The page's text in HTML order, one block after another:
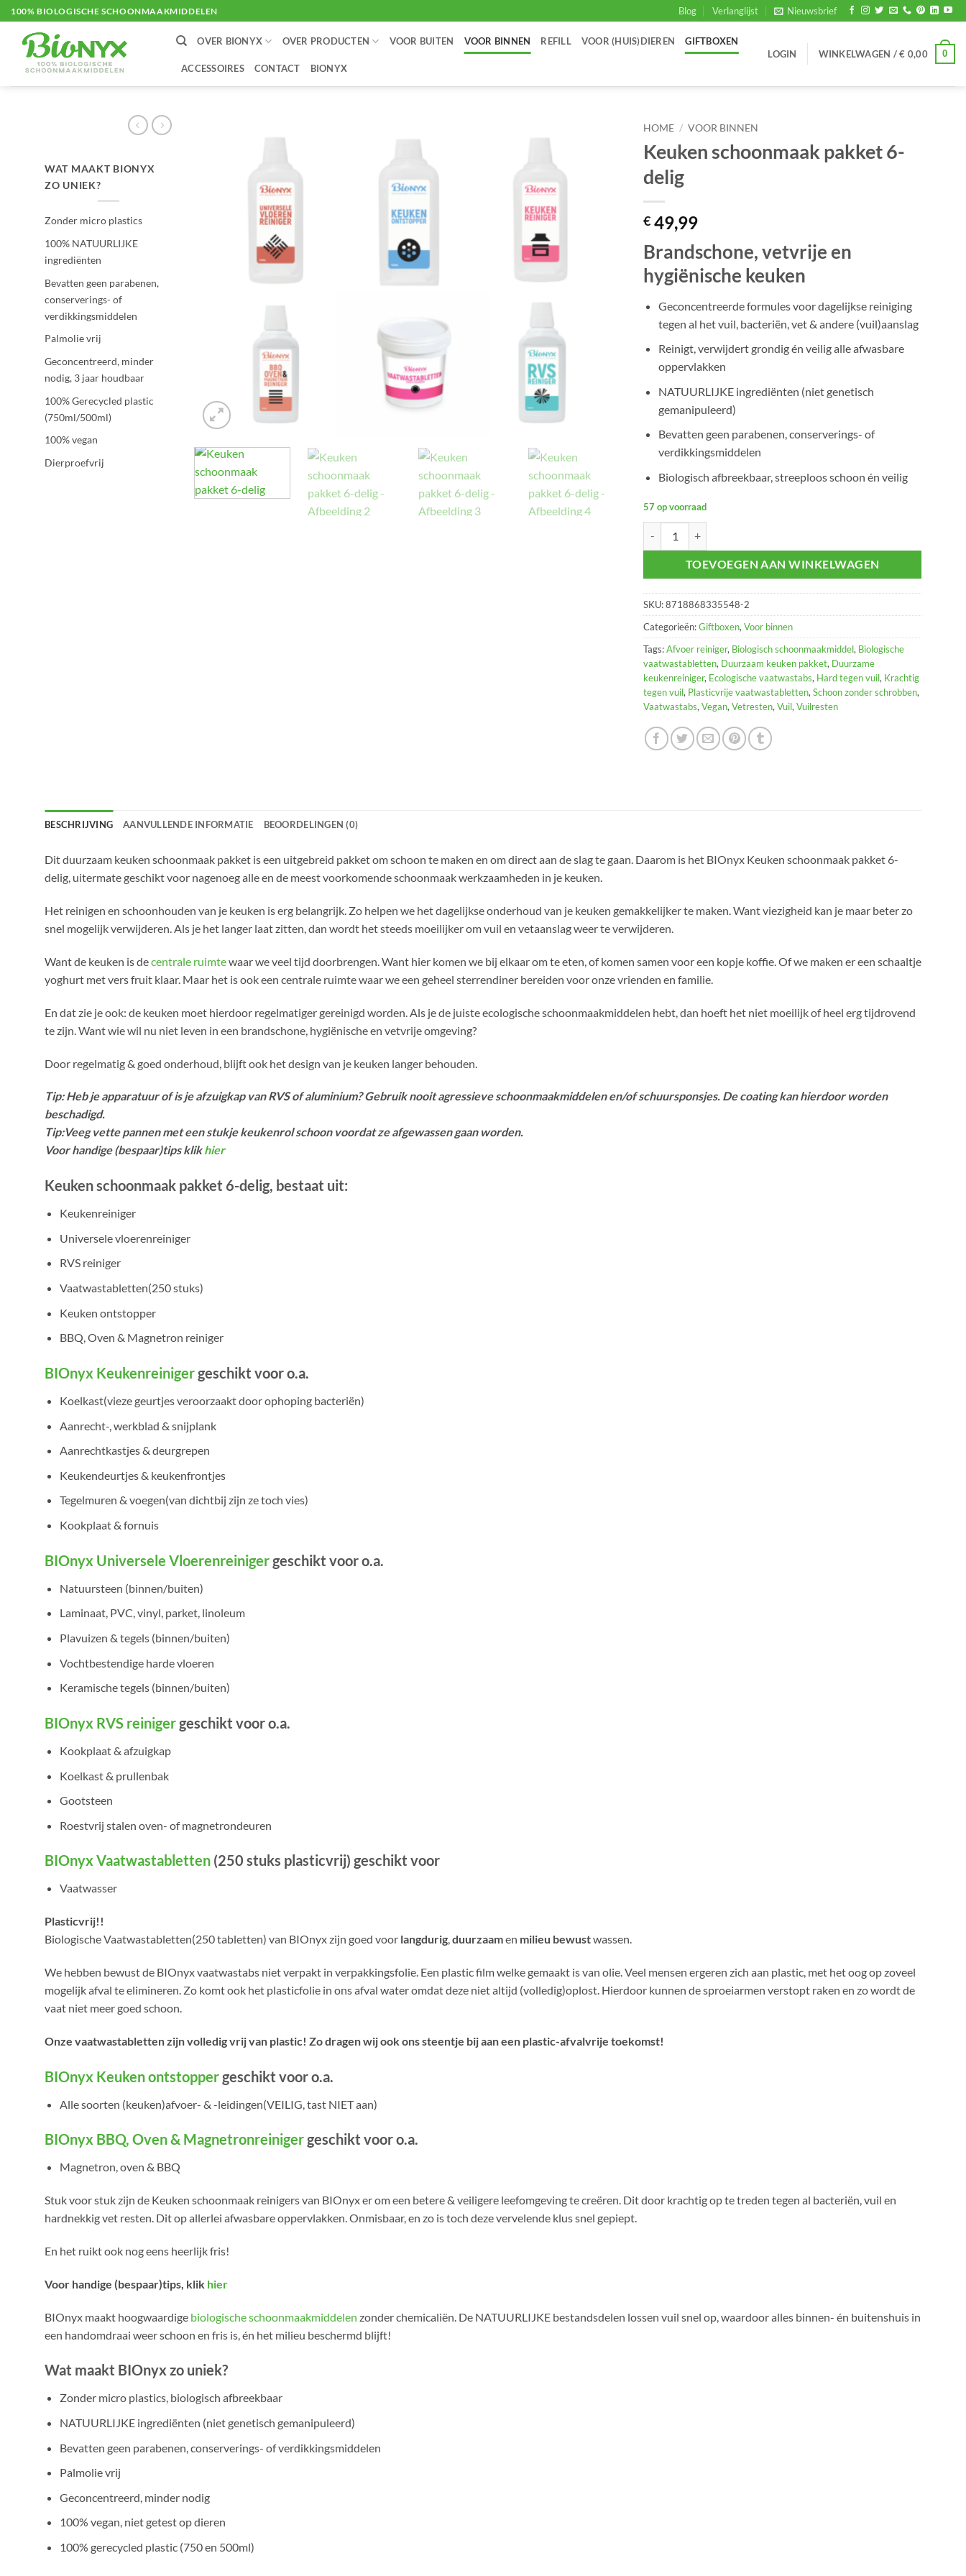
Ga
naar
inhoud
100% BIOLOGISCHE SCHOONMAAKMIDDELEN Blog Verlanglijst Nieuwsbrief
OVER BIONYX OVER PRODUCTEN VOOR BUITEN VOOR BINNEN REFILL VOOR (HUIS)DIEREN GIFTBOXEN
ACCESSOIRES CONTACT BIONYX
LOGIN WINKELWAGEN /€ 0,00 0
WAT MAAKT BIONYX
ZO UNIEK?
Zonder micro plastics
100% NATUURLIJKE
ingrediënten
Bevatten geen parabenen,
conserverings- of
verdikkingsmiddelen
Palmolie vrij
Geconcentreerd, minder
nodig, 3 jaar houdbaar
100% Gerecycled plastic
(750ml/500ml)
100% vegan
Dierproefvrij
HOME / VOOR BINNEN
Keuken schoonmaak pakket 6-
delig
€ 49,99
Brandschone, vetvrije en
hygiënische keuken
Geconcentreerde formules voor dagelijkse reiniging
tegen al het vuil, bacteriën, vet & andere (vuil)aanslag
Reinigt, verwijdert grondig én veilig alle afwasbare
oppervlakken
NATUURLIJKE ingrediënten (niet genetisch
gemanipuleerd)
Bevatten geen parabenen, conserverings- of
verdikkingsmiddelen
Biologisch afbreekbaar, streeploos schoon én veilig
57 op voorraad
TOEVOEGEN AAN WINKELWAGEN
SKU:8718868335548-2
Categorieën:Giftboxen,Voor binnen
Tags:Afvoer reiniger, Biologisch schoonmaakmiddel, Biologische
vaatwastabletten, Duurzaam keuken pakket, Duurzame
keukenreiniger, Ecologische vaatwastabs, Hard tegen vuil, Krachtig
tegen vuil, Plasticvrije vaatwastabletten,Schoon zonder schrobben,
Vaatwastabs,Vegan,Vetresten,Vuil,Vuilresten
BESCHRIJVING AANVULLENDE INFORMATIE BEOORDELINGEN (0)
Dit duurzaam keuken schoonmaak pakket is een uitgebreid pakket om schoon te maken en om direct aan de slag te gaan. Daarom is het BIOnyx Keuken schoonmaak pakket 6-
delig, uitermate geschikt voor nagenoeg alle en de meest voorkomende schoonmaak werkzaamheden in je keuken.
Het reinigen en schoonhouden van je keuken is erg belangrijk. Zo helpen we het dagelijkse onderhoud van je keuken gemakkelijker te maken. Want viezigheid kan je maar beter zo
snel mogelijk verwijderen. Als je het langer laat zitten, dan wordt het steeds moeilijker om vuil en vetaanslag weer te verwijderen.
Want de keuken is decentrale ruimtewaar we veel tijd doorbrengen. Want hier komen we bij elkaar om te eten, of komen samen voor een kopje koffie. Of we maken er een schaaltje
yoghurt met vers fruit klaar. Maar het is ook een centrale ruimte waar we een geheel sterrendiner bereiden voor onze vrienden en familie.
En dat zie je ook: de keuken moet hierdoor regelmatiger gereinigd worden. Als je de juiste ecologische schoonmaakmiddelen hebt, dan hoeft het niet moeilijk of heel erg tijdrovend
te zijn. Want wie wil nu niet leven in een brandschone, hygiënische en vetvrije omgeving?
Door regelmatig & goed onderhoud, blijft ook het design van je keuken langer behouden.
Tip: Heb je apparatuur of is je afzuigkap van RVS of aluminium? Gebruik nooit agressieve schoonmaakmiddelen en/of schuursponsjes. De coating kan hierdoor worden
beschadigd.
Tip:Veeg vette pannen met een stukje keukenrol schoon voordat ze afgewassen gaan worden.
Voor handige (bespaar)tips klikhier
Keuken schoonmaak pakket 6-delig, bestaat uit:
Keukenreiniger
Universele vloerenreiniger
RVS reiniger
Vaatwastabletten(250 stuks)
Keuken ontstopper
BBQ, Oven & Magnetron reiniger
BIOnyx Keukenreinigergeschikt voor o.a.
Koelkast(vieze geurtjes veroorzaakt door ophoping bacteriën)
Aanrecht-, werkblad & snijplank
Aanrechtkastjes & deurgrepen
Keukendeurtjes & keukenfrontjes
Tegelmuren & voegen(van dichtbij zijn ze toch vies)
Kookplaat & fornuis
BIOnyx Universele Vloerenreinigergeschikt voor o.a.
Natuursteen (binnen/buiten)
Laminaat, PVC, vinyl, parket, linoleum
Plavuizen & tegels (binnen/buiten)
Vochtbestendige harde vloeren
Keramische tegels (binnen/buiten)
BIOnyx RVS reinigergeschikt voor o.a.
Kookplaat & afzuigkap
Koelkast & prullenbak
Gootsteen
Roestvrij stalen oven- of magnetrondeuren
BIOnyx Vaatwastabletten (250 stuks plasticvrij) geschikt voor
Vaatwasser
Plasticvrij!!
Biologische Vaatwastabletten(250 tabletten) van BIOnyx zijn goed voor langdurig,duurzaamen milieu bewustwassen.
We hebben bewust de BIOnyx vaatwastabs niet verpakt in verpakkingsfolie. Een plastic film welke gemaakt is van olie. Veel mensen ergeren zich aan plastic, met het oog op zoveel
mogelijk afval te elimineren. Zo komt ook het plasticfolie in ons afval water omdat deze niet altijd (volledig)oplost. Hierdoor kunnen de sproeiarmen verstopt raken en zo wordt de
vaat niet meer goed schoon.
Onze vaatwastabletten zijn volledig vrij van plastic! Zo dragen wij ook ons steentje bij aan een plastic-afvalvrije toekomst!
BIOnyx Keuken ontstoppergeschikt voor o.a.
Alle soorten (keuken)afvoer- & -leidingen(VEILIG, tast NIET aan)
BIOnyx BBQ, Oven & Magnetronreinigergeschikt voor o.a.
Magnetron, oven & BBQ
Stuk voor stuk zijn de Keuken schoonmaak reinigers van BIOnyx er om een betere & veiligere leefomgeving te creëren. Dit door krachtig op te treden tegen al bacteriën, vuil en
hardnekkig vet resten. Dit op allerlei afwasbare oppervlakken. Onmisbaar, en zo is toch deze vervelende klus snel gepiept.
En het ruikt ook nog eens heerlijk fris!
Voor handige (bespaar)tips, klik hier
BIOnyx maakt hoogwaardige biologische schoonmaakmiddelen zonder chemicaliën. De NATUURLIJKE bestandsdelen lossen vuil snel op, waardoor alles binnen- én buitenshuis in
een handomdraai weer schoon en fris is, én het milieu beschermd blijft!
Wat maakt BIOnyx zo uniek?
Zonder micro plastics, biologisch afbreekbaar
NATUURLIJKE ingrediënten (niet genetisch gemanipuleerd)
Bevatten geen parabenen, conserverings- of verdikkingsmiddelen
Palmolie vrij
Geconcentreerd, minder nodig
100% vegan, niet getest op dieren
100% gerecycled plastic (750 en 500ml)